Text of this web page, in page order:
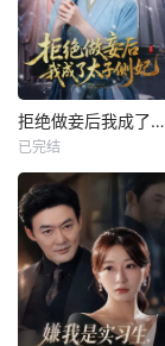
拒绝做妾后我成了太子侧妃
已完结